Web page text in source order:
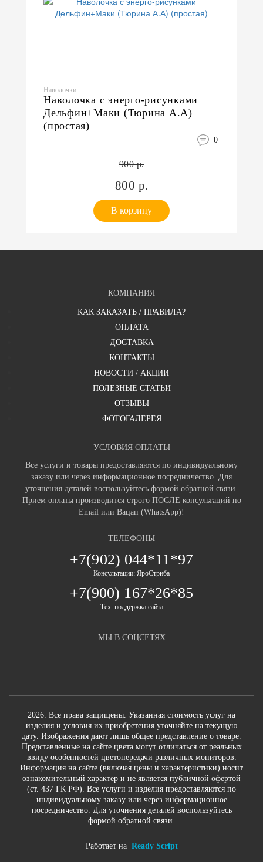
Наволочки
Наволочка с энерго-рисунками
Дельфин+Маки (Тюрина А.А)
(простая)
0
900 р.
800 р.
В корзину
КОМПАНИЯ
КАК ЗАКАЗАТЬ / ПРАВИЛА?
ОПЛАТА
ДОСТАВКА
КОНТАКТЫ
НОВОСТИ / АКЦИИ
ПОЛЕЗНЫЕ СТАТЬИ
ОТЗЫВЫ
ФОТОГАЛЕРЕЯ
УСЛОВИЯ ОПЛАТЫ
Все услуги и товары предоставляются по индивидуальному
заказу или через информационное посредничество. Для
уточнения деталей воспользуйтесь формой обратной связи.
Прием оплаты производится строго ПОСЛЕ консультаций по
Email или Вацап (WhatsApp)!
ТЕЛЕФОНЫ
+7(902) 044*11*97
Консультации: ЯроСтриба
+7(900) 167*26*85
Тех. поддержка сайта
МЫ В СОЦСЕТЯХ
2026. Все права защищены. Указанная стоимость услуг на
изделия и условия их приобретения уточняйте на текущую
дату. Изображения дают лишь общее представление о товаре.
Представленные на сайте цвета могут отличаться от реальных
ввиду особенностей цветопередачи различных мониторов.
Информация на сайте (включая цены и характеристики) носит
ознакомительный характер и не является публичной офертой
(ст. 437 ГК РФ). Все услуги и изделия предоставляются по
индивидуальному заказу или через информационное
посредничество. Для уточнения деталей воспользуйтесь
формой обратной связи.
Работает на Ready Script